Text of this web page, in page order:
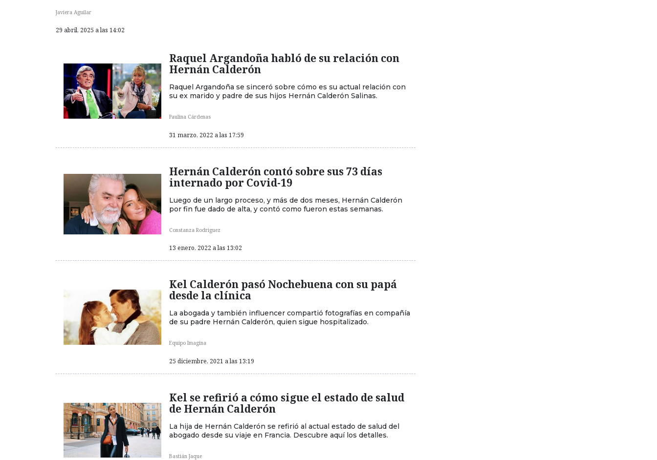
Javiera Aguilar
29 abril, 2025 a las 14:02
Raquel Argandoña habló de su relación con
Hernán Calderón
Raquel Argandoña se sinceró sobre cómo es su actual relación con
su ex marido y padre de sus hijos Hernán Calderón Salinas.
Paulina Cárdenas
31 marzo, 2022 a las 17:59
Hernán Calderón contó sobre sus 73 días
internado por Covid-19
Luego de un largo proceso, y más de dos meses, Hernán Calderón
por fin fue dado de alta, y contó como fueron estas semanas.
Constanza Rodriguez
13 enero, 2022 a las 13:02
Kel Calderón pasó Nochebuena con su papá
desde la clínica
La abogada y también influencer compartió fotografías en compañía
de su padre Hernán Calderón, quien sigue hospitalizado.
Equipo Imagina
25 diciembre, 2021 a las 13:19
Kel se refirió a cómo sigue el estado de salud
de Hernán Calderón
La hija de Hernán Calderón se refirió al actual estado de salud del
abogado desde su viaje en Francia. Descubre aquí los detalles.
Bastián Jaque